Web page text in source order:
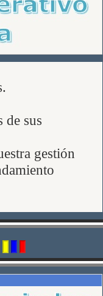
de sus
gestión